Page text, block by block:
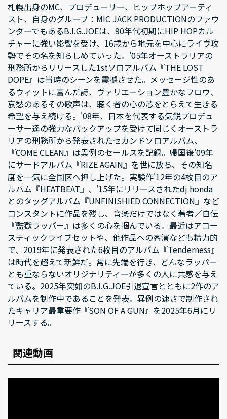
札幌出身のMC、プロデューサー、ヒップホップアーティ
スト、自身のグループ：MIC JACK PRODUCTIONのファウ
ンダーでもあるB.I.G.JOEは、90年代初期にHIP HOPカル
チャーに強い影響を受け、16歳から地元を中心にライヴ攻
勢でその名を知らしめていった。'05年オーストラリアの
刑務所からリリースした1stソロアルバム『THE LOST
DOPE』は当時のシーンを震撼させた。メッセージ性のあ
るウィットに富んだ詩、ヴァリエーション豊かなフロウ、
哀愁のあるその歌声は、聴く者の心の芯をとらえて生きる
希望を与え続ける。'08年、日本を代表する気鋭プロデュ
ーサー達の強力なバックアップを受けて同じくオーストラ
リアの刑務所から発表されたセカンドソロアルバム、
『COME CLEAN』は異例のセールスを記録。帰国後'09年
にサードアルバム『RIZE AGAIN』を世に放ち、その知名
度を一気に全国区へ押し上げた。実験作'12年の4枚目のア
ルバム『HEATBEAT』、'15年にリリースされたdj honda
とのタッグアルバム『UNFINISHIED CONNECTION』など
コンスタントに作品を残し、音楽だけではなく著者／自伝
『監獄ラッパー』は多くの心を掴んでいる。最近はアコー
スティックライブセットや、他作品への客演なども精力的
で、2019年に発表された6枚目のアルバム『Tenderness』
は時代を超えて新鮮だ。常に先端を行き、どんなラッパー
とも重ならないオリジナリティーが多くの人に共感を与え
ている。2025年突如のB.I.G.JOE引退宣言とともに2作のア
ルバムを制作中であることを発表。異例の速さで制作され
たキャリア最重要作『SON OF A GUN』を2025年6月にリ
リースする。
関連動画